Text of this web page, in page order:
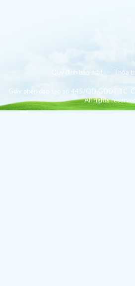
Quy định bảo mật Thỏa
Giấy phép đào tạo số 445/QD-GDDT-TC.
All rights